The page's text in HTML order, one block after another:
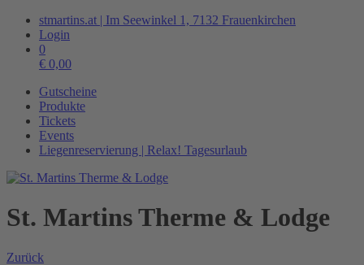
stmartins.at | Im Seewinkel 1, 7132 Frauenkirchen
Login
0
€ 0,00
Gutscheine
Produkte
Tickets
Events
Liegenreservierung | Relax! Tagesurlaub
St. Martins Therme & Lodge
Zurück